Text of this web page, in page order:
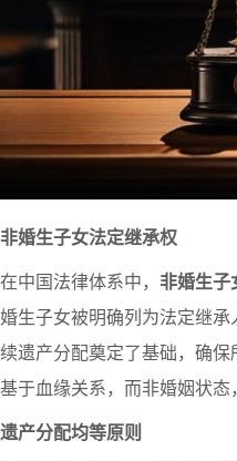
非婚生子女法定继承权
在中国法律体系中， 非婚生子
婚生子女被明确列为法定继
续遗产分配奠定了基础，确
基于血缘关系，而非婚姻状
遗产分配均等原则